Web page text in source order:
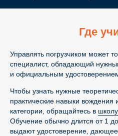
Где
Управлять погрузчиком может
специалист, обладающий
и официальным
Чтобы узнать нужные
практические навыки вождения
категории, обращайтесь в
Обучение обычно длится от 1
выдают удостоверение,